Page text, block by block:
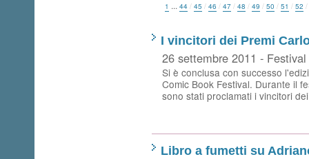
1 ... 44 / 45 / 46 / 47 / 48 / 49 / 50 / 51 / 52 /
I vincitori dei Premi
26 settembre 2011 -
Si è conclusa con successo
Comic Book Festival. Durante il
sono stati proclamati i vincitori
Libro a fumetti su